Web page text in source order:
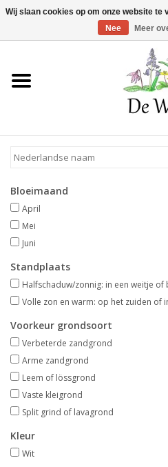
Home
Voorjaarsbloeiers
Zomerbloeiers
Herfstbloeiers
Schaduwplanten
Aanbiedingen
Bodemverbetering
Overige producten
Advies
Bloeimaand
April
Mei
Juni
Standplaats
Halfschaduw/zonnig: in een weitje
Volle zon en warm: op het zuiden of
Voorkeur grondsoort
Verbeterde zandgrond
Arme zandgrond
Leem of lössgrond
Vaste kleigrond
Split grind of lavagrond
Kleur
Wit
Wij slaan cookies op om onze website te
Nee
Meer